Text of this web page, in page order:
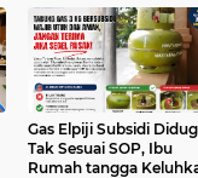
Beduk
Gas Elpiji Subsidi
Tak Sesuai SOP, Ibu
Rumah tangga